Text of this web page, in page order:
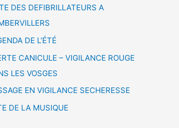
DES DEFIBRILLATEURS A
DE L’ÉTÉ
CANICULE – VIGILANCE ROUGE
LES VOSGES
EN VIGILANCE SECHERESSE
DE LA MUSIQUE